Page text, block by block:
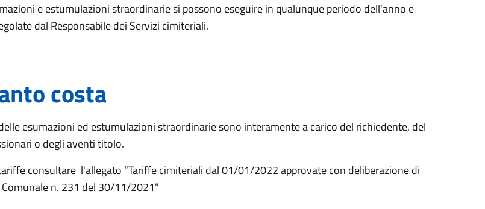
e estumulazioni straordinarie si possono eseguire in qualunque periodo dell'anno e
dal Responsabile dei Servizi cimiteriali.
costa
esumazioni ed estumulazioni straordinarie sono interamente a carico del richiedente, del
o degli aventi titolo.
consultare l'allegato “Tariffe cimiteriali dal 01/01/2022 approvate con deliberazione di
n. 231 del 30/11/2021"